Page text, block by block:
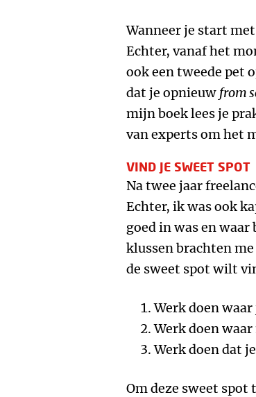
Wanneer je start
Echter, vanaf het
ook een tweede pet
dat je opnieuw from
mijn boek lees je
van experts om het
VIND JE SWEET SPOT
Na twee jaar
Echter, ik was ook
goed in was en
klussen brachten
de sweet spot wilt
Werk doen
Werk doen
Werk doen dat
Om deze sweet